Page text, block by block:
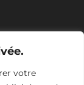
votre